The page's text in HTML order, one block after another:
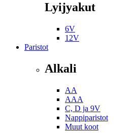
Lyijyakut
6V
12V
Paristot
Alkali
AA
AAA
C, D ja 9V
Nappiparistot
Muut koot